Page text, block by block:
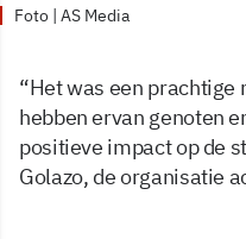
Foto | AS Media
“Het was een
hebben ervan genoten
positieve impact op de
Golazo, de organisatie